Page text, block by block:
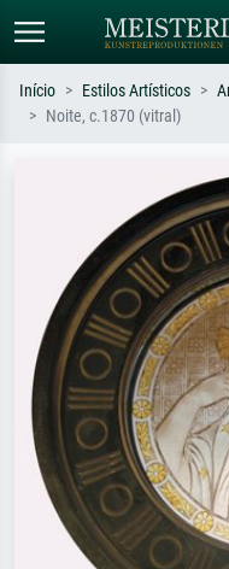
Pesquise por artista, título ou
ex: Monet, Noite Estrelada,
impressionismo, onda de
Início Estilos Artísticos
Noite, c.1870 (vitral)